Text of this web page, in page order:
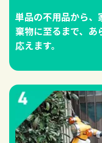
単品の不用品から
棄物に至るまで、あ
応えます。